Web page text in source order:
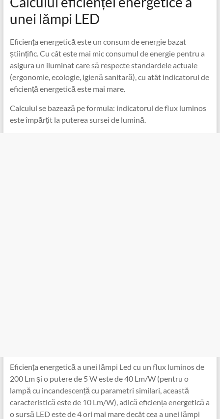
unei lămpi LED
Eficiența energetică este un consum de energie bazat
științific. Cu cât este mai mic consumul de energie pentru a
asigura un iluminat care să respecte standardele actuale
(ergonomie, ecologie, igienă sanitară), cu atât indicatorul de
eficiență energetică este mai mare.
Calculul se bazează pe formula: indicatorul de flux luminos
este împărțit la puterea sursei de lumină.
Eficiența energetică a unei lămpi Led cu un flux luminos de
200 Lm și o putere de 5 W este de 40 Lm/W (pentru o
lampă cu incandescență cu parametri similari, această
caracteristică este de 10 Lm/W), adică eficiența energetică a
o sursă LED este de 4 ori mai mare decât cea a unei lămpi